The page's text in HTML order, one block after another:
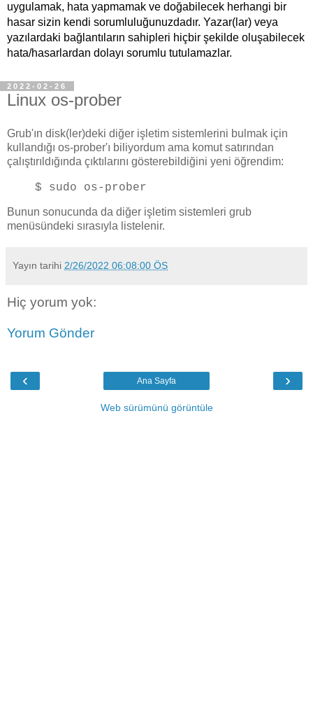
uygulamak, hata yapmamak ve doğabilecek herhangi bir
hasar sizin kendi sorumluluğunuzdadır. Yazar(lar) veya
yazılardaki bağlantıların sahipleri hiçbir şekilde oluşabilecek
hata/hasarlardan dolayı sorumlu tutulamazlar.
2022-02-26
Linux os-prober
Grub'ın disk(ler)deki diğer işletim sistemlerini bulmak için
kullandığı os-prober'ı biliyordum ama komut satırından
çalıştırıldığında çıktılarını gösterebildiğini yeni öğrendim:
$ sudo os-prober
Bunun sonucunda da diğer işletim sistemleri grub
menüsündeki sırasıyla listelenir.
Yayın tarihi 2/26/2022 06:08:00 ÖS
Hiç yorum yok:
Yorum Gönder
‹ ›
Ana Sayfa
Web sürümünü görüntüle